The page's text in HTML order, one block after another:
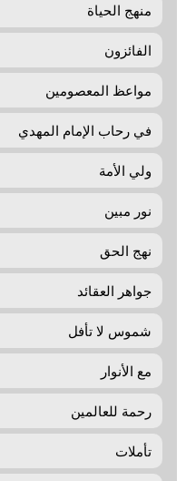
منهج الحياة
الفائزون
مواعظ المعصومين
في رحاب الإمام المهدي
ولي الأمة
نور مبين
نهج الحق
جواهر العقائد
شموس لا تأفل
مع الأنوار
رحمة للعالمين
تأملات